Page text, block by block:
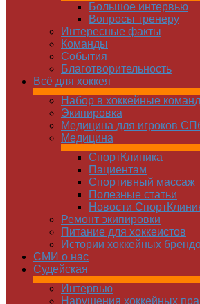
Большое интервью
Вопросы тренеру
Интересные факты
Команды
Cобытия
Благотворительность
Всё для хоккея
Набор в хоккейные
Экипировка
Медицина для игроков
Медицина
СпортКлиника
Пациентам
Спортивный массаж
Полезные статьи
Новости
Ремонт экипировки
Питание для хоккеистов
Истории хоккейных
СМИ о нас
Судейская
Интервью
Нарушения хоккейных